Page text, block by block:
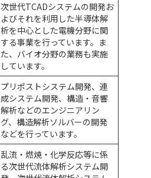
次世代TCADシステムの開発お
よびそれを利用した半導体解
析を中心とした電機分野に関
する事業を行っています。ま
た、バイオ分野の業務も実施
しています。
プリポストシステム開発、連
成システム開発、構造・音響
解析などのエンジニアリン
グ、構造解析ソルバーの開発
などを行っています。
乱流・燃焼・化学反応等に係
る次世代流体解析システム開